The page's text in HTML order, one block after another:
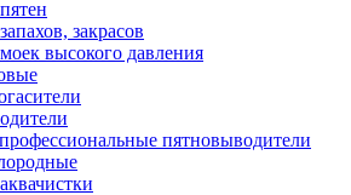
закрасов
высокого давления
пятновыводители